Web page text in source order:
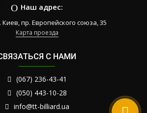
Наш адрес:
Киев, пр. Европейского союза, 35
Карта проезда
С НАМИ
(067) 236-43-41
(050) 443-10-28
info@tt-billiard.ua